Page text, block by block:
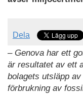
Dela
– Genova har ett
är resultatet av ett
bolagets utsläpp
förbrukning av